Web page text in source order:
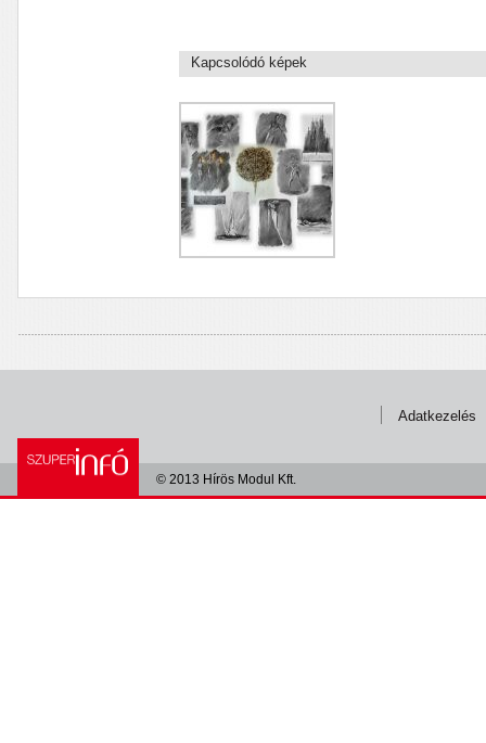
Kapcsolódó képek
Adatkezelés
© 2013 Hírös Modul Kft.